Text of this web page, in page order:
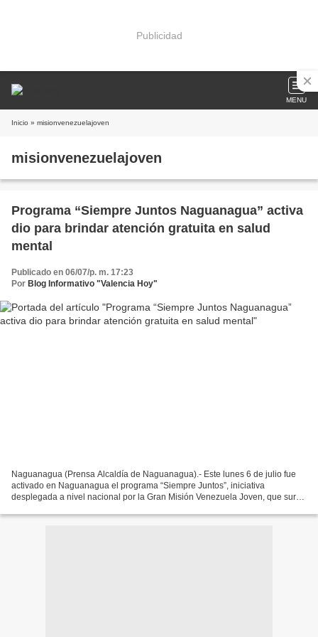
Publicidad
MENU
Inicio » misionvenezuelajoven
misionvenezuelajoven
Programa “Siempre Juntos Naguanagua” activa
dio para brindar atención gratuita en salud
mental
Publicado en 06/07/p. m. 17:23
Por Blog Informativo "Valencia Hoy"
Naguanagua (Prensa Alcaldía de Naguanagua).- Este lunes 6 de julio fue
activado en Naguanagua el programa “Siempre Juntos”, iniciativa
desplegada a nivel nacional por la Gran Misión Venezuela Joven, que surge